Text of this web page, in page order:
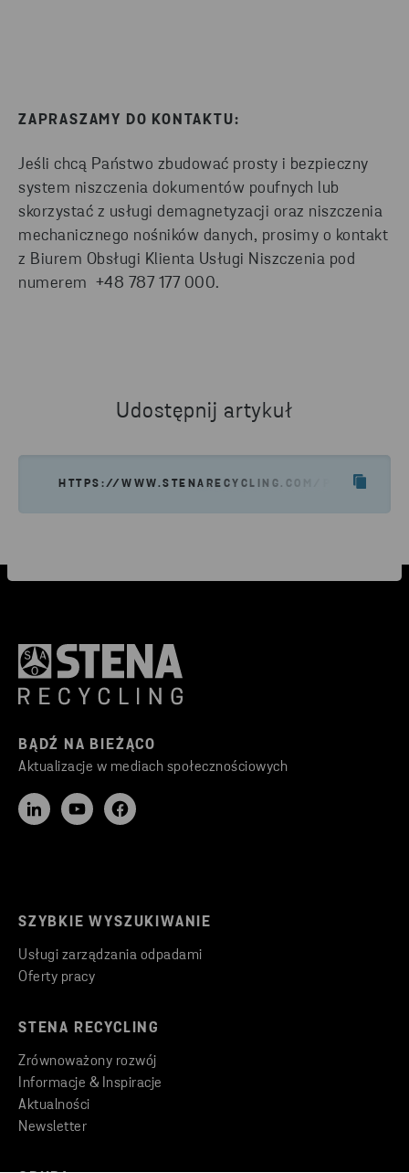
ZAPRASZAMY DO KONTAKTU:
Jeśli chcą Państwo zbudować prosty i bezpieczny
system niszczenia dokumentów poufnych lub
skorzystać z usługi demagnetyzacji oraz niszczenia
mechanicznego nośników danych, prosimy o kontakt
z Biurem Obsługi Klienta Usługi Niszczenia pod
numerem +48 787 177 000.
Udostępnij artykuł
HTTPS://WWW.STENARECYCLING.COM/PL/NASZE-
BĄDŹ NA BIEŻĄCO
Aktualizacje w mediach społecznościowych
SZYBKIE WYSZUKIWANIE
Usługi zarządzania odpadami
Oferty pracy
STENA RECYCLING
Zrównoważony rozwój
Informacje & Inspiracje
Aktualności
Newsletter